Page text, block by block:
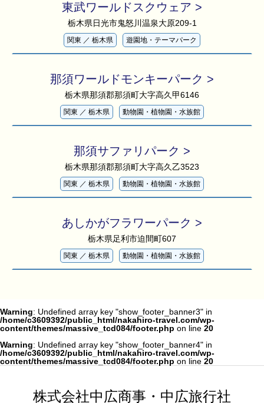
東武ワールドスクウェア >
栃木県日光市鬼怒川温泉大原209-1
関東 ／ 栃木県 遊園地・テーマパーク
那須ワールドモンキーパーク >
栃木県那須郡那須町大字高久甲6146
関東 ／ 栃木県 動物園・植物園・水族館
那須サファリパーク >
栃木県那須郡那須町大字高久乙3523
関東 ／ 栃木県 動物園・植物園・水族館
あしかがフラワーパーク >
栃木県足利市迫間町607
関東 ／ 栃木県 動物園・植物園・水族館
Warning: Undefined array key "show_footer_banner3" in
/home/c3609392/public_html/nakahiro-travel.com/wp-
content/themes/massive_tcd084/footer.php on line 20
Warning: Undefined array key "show_footer_banner4" in
/home/c3609392/public_html/nakahiro-travel.com/wp-
content/themes/massive_tcd084/footer.php on line 20
株式会社中広商事・中広旅行社